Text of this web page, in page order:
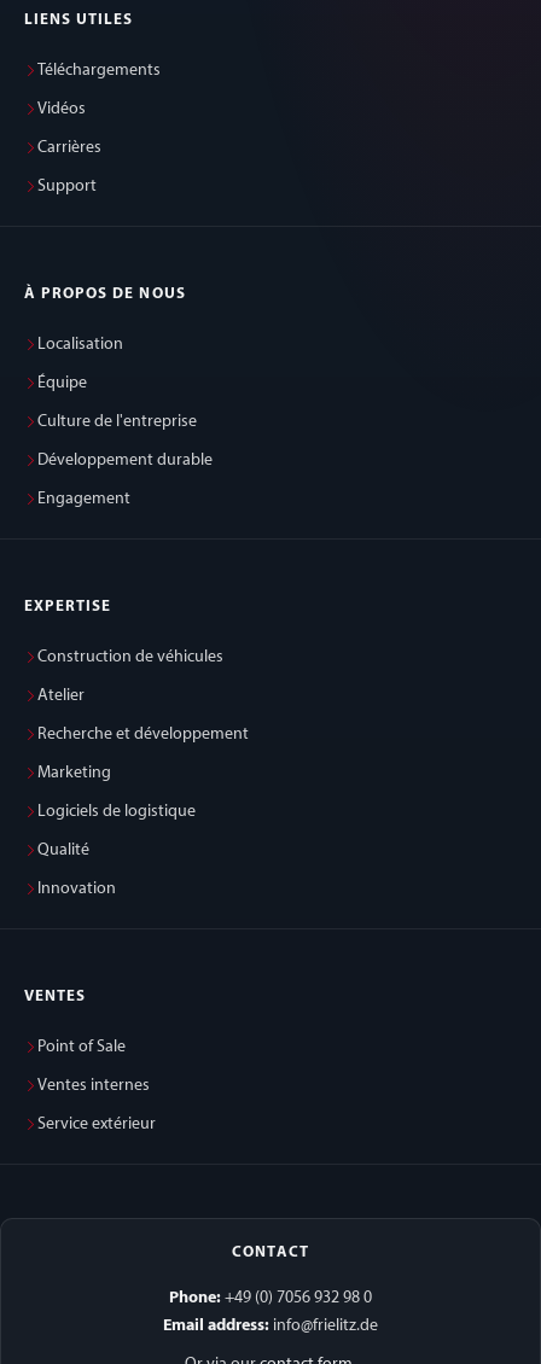
LIENS UTILES
Téléchargements
Vidéos
Carrières
Support
À PROPOS DE NOUS
Localisation
Équipe
Culture de l'entreprise
Développement durable
Engagement
EXPERTISE
Construction de véhicules
Atelier
Recherche et développement
Marketing
Logiciels de logistique
Qualité
Innovation
VENTES
Point of Sale
Ventes internes
Service extérieur
CONTACT
Phone: +49 (0) 7056 932 98 0
Email address: info@frielitz.de